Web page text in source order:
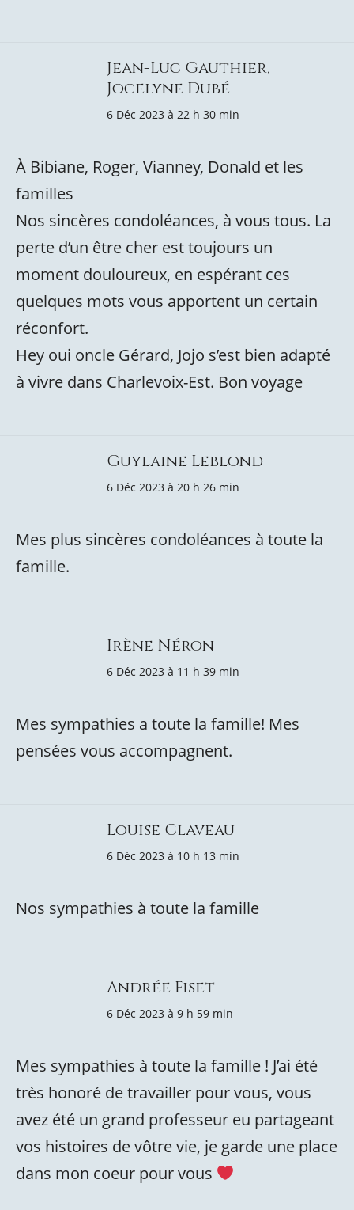
Jean-Luc Gauthier,
Jocelyne Dubé
6 Déc 2023 à 22 h 30 min
À Bibiane, Roger, Vianney, Donald et les
familles
Nos sincères condoléances, à vous tous. La
perte d’un être cher est toujours un
moment douloureux, en espérant ces
quelques mots vous apportent un certain
réconfort.
Hey oui oncle Gérard, Jojo s’est bien adapté
à vivre dans Charlevoix-Est. Bon voyage
Guylaine Leblond
6 Déc 2023 à 20 h 26 min
Mes plus sincères condoléances à toute la
famille.
Irène Néron
6 Déc 2023 à 11 h 39 min
Mes sympathies a toute la famille! Mes
pensées vous accompagnent.
Louise Claveau
6 Déc 2023 à 10 h 13 min
Nos sympathies à toute la famille
Andrée Fiset
6 Déc 2023 à 9 h 59 min
Mes sympathies à toute la famille ! J’ai été
très honoré de travailler pour vous, vous
avez été un grand professeur eu partageant
vos histoires de vôtre vie, je garde une place
dans mon coeur pour vous